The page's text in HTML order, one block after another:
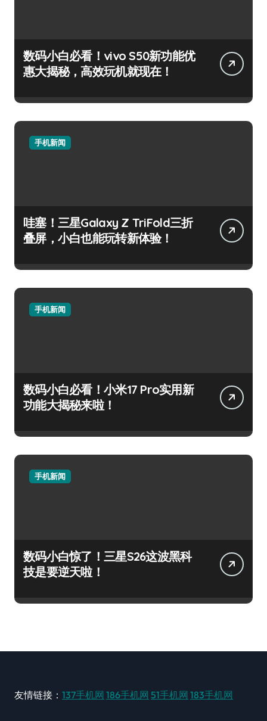
数码小白必看！vivo S50新功能优
惠大揭秘，高效玩机就现在！
手机新闻
哇塞！三星Galaxy Z TriFold三折
叠屏，小白也能玩转新体验！
手机新闻
数码小白必看！小米17 Pro实用新
功能大揭秘来啦！
手机新闻
数码小白惊了！三星S26这波黑科
技是要逆天啦！
友情链接： 137手机网 186手机网 51手机网 183手机网